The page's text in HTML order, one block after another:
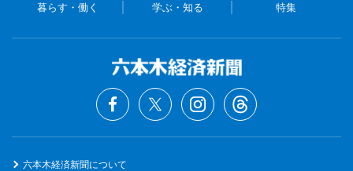
暮らす・働く 学ぶ・知る 特集
六本木経済新聞について